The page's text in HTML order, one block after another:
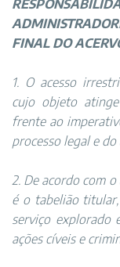
FINAL DO
1. O acesso
cujo objeto
frente ao
processo legal e
2. De acordo com
é o tabelião
serviço explorado
ações cíveis e